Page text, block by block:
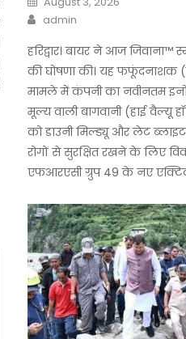
on
Author
admin
हरिद्वार। बायर ने आज जिवाना™️
की घोषणा की। यह फफूंदनाशक
मामले में कंपनी का नवीनतम
मूल्य वाली बागवानी (हाई वैल्यू
को डाउनी मिल्ड्यू और लेट
रोगों से सुरक्षित रखने के लिए
एफआरएसी ग्रुप 49 के नए एक्टिव